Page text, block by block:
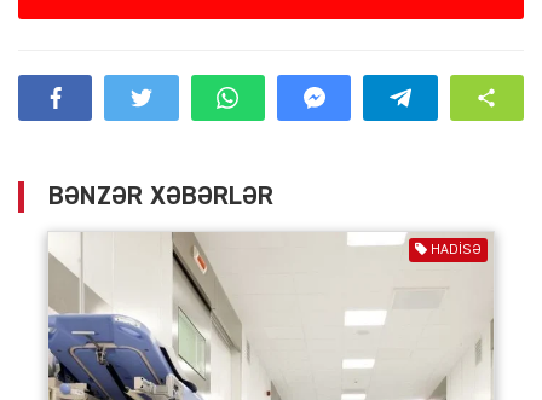
BƏNZƏR XƏBƏRLƏR
HADISƏ